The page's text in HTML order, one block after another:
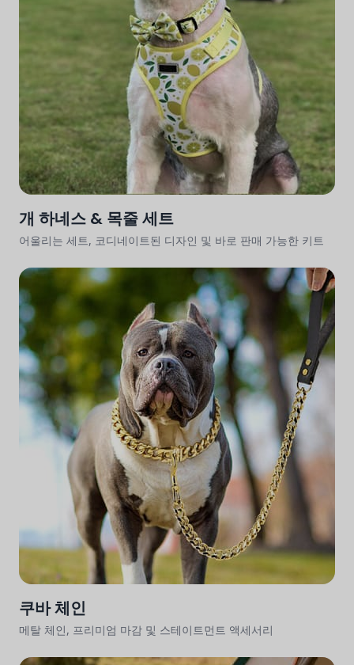
개 하네스 & 목줄 세트
어울리는 세트, 코디네이트된 디자인 및 바로 판매 가능한 키트
쿠바 체인
메탈 체인, 프리미엄 마감 및 스테이트먼트 액세서리